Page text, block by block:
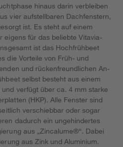
hinaus darin verbleiben
vier aufstellbaren Dachfenstern,
ist. Es steht auf einem
eigens für das beliebte Vitavia-
ist das Hochfrühbeet
die Vorteile von Früh- und
und rückenfreundlichen An-
selbst besteht aus einem
verfügt über ca. 4 mm starke
(HKP). Alle Fenster sind
verschiebbar oder sogar
dadurch ein ungehindertes
aus „Zincalume®“. Dabei
aus Zink und Aluminium.